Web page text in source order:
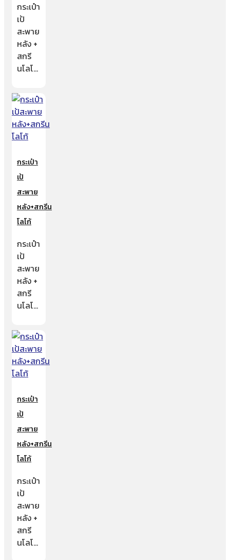
กระเป๋า
เป้
สะพาย
หลัง +
สกรี
นโลโ…
กระเป๋า
เป้
สะพาย
หลัง+สกรีน
โลโก้
กระเป๋า
เป้
สะพาย
หลัง +
สกรี
นโลโ…
กระเป๋า
เป้
สะพาย
หลัง+สกรีน
โลโก้
กระเป๋า
เป้
สะพาย
หลัง +
สกรี
นโลโ…